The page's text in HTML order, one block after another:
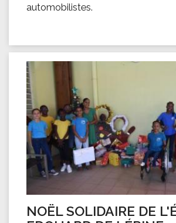
automobilistes.
NOËL SOLIDAIRE DE